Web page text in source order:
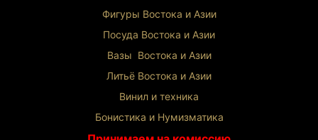
Фигуры Востока и Азии
Посуда Востока и Азии
Вазы Востока и Азии
Литьё Востока и Азии
Винил и техника
Бонистика и Нумизматика